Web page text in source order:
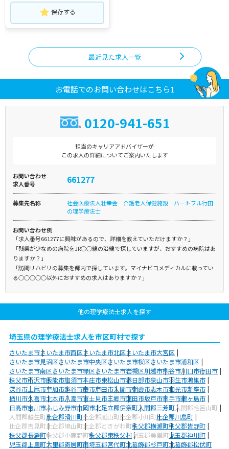
保存する
最近見た求人一覧
お電話でのお問い合わせはこちら1
0120-941-651
担当のキャリアアドバイザーが
この求人の詳細についてご案内いたします
お問い合わせ
求人番号
661277
募集先名称
社会医療法人壮幸会 介護老人保健施設 ハートフル行田
の理学療法士
お問い合わせ例
「求人番号661277に興味があるので、詳細を教えていただけますか？」
「残業が少なめの病院をJR○○線の沿線で探していますが、おすすめの病院はあ
りますか？」
「訪問リハビリの募集を都内で探しています。マイナビコメディカルに載ってい
る○○○○○以外におすすめの求人はありますか？」
他の理学療法士求人を探す
埼玉県の理学療法士求人を市区町村で探す
さいたま市さいたま市西区さいたま市北区さいたま市大宮区
さいたま市見沼区さいたま市中央区さいたま市桜区さいたま市浦和区
さいたま市南区さいたま市緑区さいたま市岩槻区川越市熊谷市川口市行田市
秩父市所沢市飯能市加須市本庄市東松山市春日部市狭山市羽生市鴻巣市
深谷市 上尾市草加市越谷市蕨市戸田市入間市朝霞市志木市和光市新座市
桶川市久喜市北本市八潮市富士見市三郷市蓮田市坂戸市幸手市鶴ヶ島市
日高市吉川市ふじみ野市白岡市北足立郡伊奈町入間郡三芳町入間郡毛呂山町
入間郡越生町比企郡滑川町比企郡嵐山町比企郡小川町比企郡川島町
比企郡吉見町比企郡鳩山町比企郡ときがわ町秩父郡横瀬町秩父郡皆野町
秩父郡長瀞町秩父郡小鹿野町秩父郡東秩父村児玉郡美里町児玉郡神川町
児玉郡上里町大里郡寄居町南埼玉郡宮代町北葛飾郡杉戸町北葛飾郡松伏町